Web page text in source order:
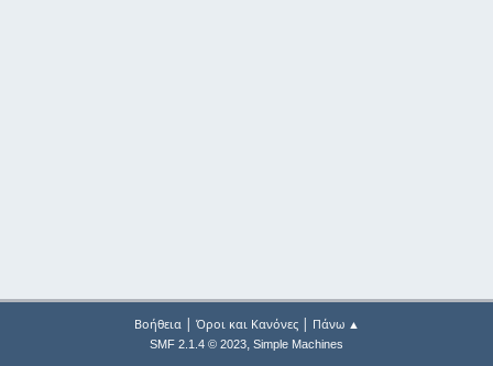
Βοήθεια| Όροι και Κανόνες| Πάνω ▲
SMF 2.1.4 © 2023, Simple Machines